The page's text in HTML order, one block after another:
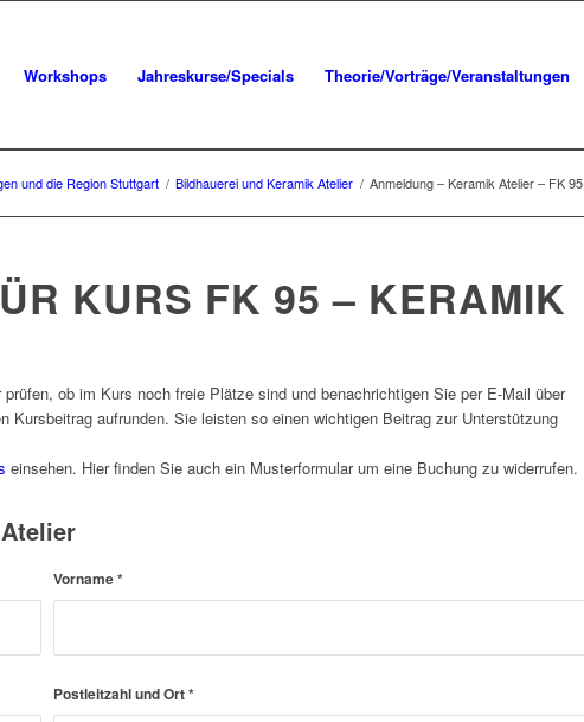
Workshops Jahreskurse/Specials Theorie/Vorträge/Veranstaltungen
und die Region Stuttgart / Bildhauerei und Keramik Atelier / Anmeldung – Keramik Atelier – FK 95
KURS FK 95 – KERAMIK
ob im Kurs noch freie Plätze sind und benachrichtigen Sie per E-Mail über
aufrunden. Sie leisten so einen wichtigen Beitrag zur Unterstützung
einsehen. Hier finden Sie auch ein Musterformular um eine Buchung zu widerrufen.
Vorname*
Postleitzahl und Ort*